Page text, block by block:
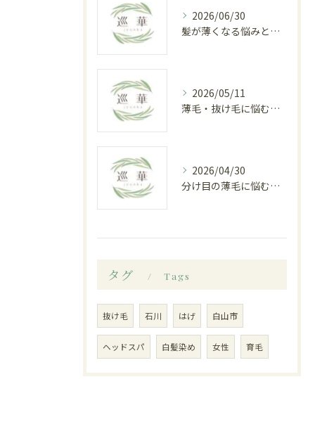
2026/06/30
髪が薄くなる悩みと白髪染めのジレンマ｜白山市八ツ矢町の育毛専門サロンで根本改善
2026/05/11
薄毛・抜け毛に悩むあなたへ 白山市八ツ矢町の育毛専門サロン「巡華」で叶える根本改善
2026/04/30
分け目の薄毛に悩む女性が白山市で見つけた根本改善への道
タグ Tags
抜け毛 石川 はげ 白山市
ヘッドスパ 白髪染め 女性 育毛